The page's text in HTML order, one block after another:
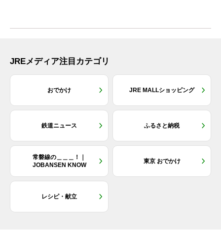
JREメディア注目カテゴリ
おでかけ JRE MALLショッピング
鉄道ニュース ふるさと納税
常磐線の＿＿＿！｜
JOBANSEN KNOW
東京 おでかけ
レシピ・献立